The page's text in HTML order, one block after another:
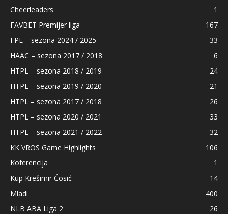
Cheerleaders
1
FAVBET Premijer liga
167
FPL – sezona 2024 / 2025
33
HAAC – sezona 2017 / 2018
6
HTPL – sezona 2018 / 2019
24
HTPL – sezona 2019 / 2020
21
HTPL – sezona 2017 / 2018
26
HTPL – sezona 2020 / 2021
33
HTPL – sezona 2021 / 2022
32
KK VROS Game Highlights
106
Koferencija
1
Kup Krešimir Ćosić
14
Mladi
400
NLB ABA Liga 2
26